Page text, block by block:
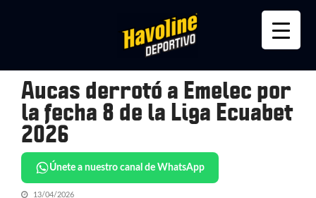
Aucas derrotó a Emelec por
la fecha 8 de la Liga Ecuabet
2026
Únete a nuestro canal de WhatsApp
13/04/2026